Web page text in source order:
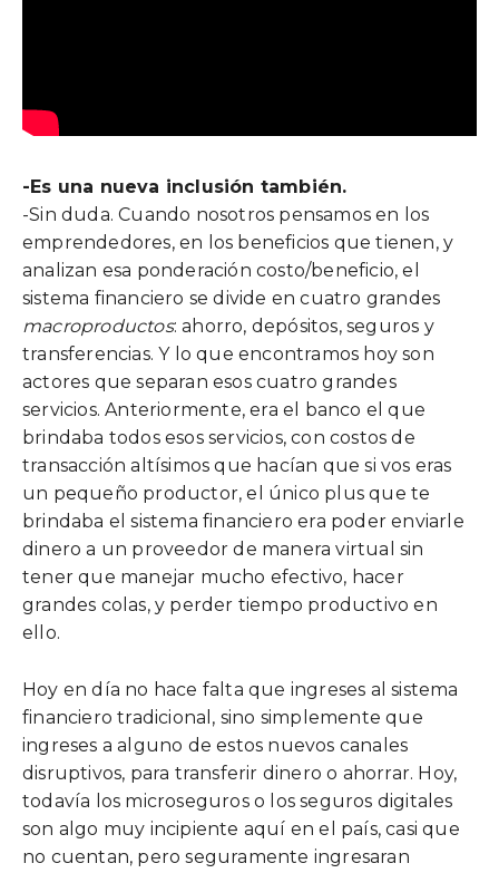
-Es una nueva inclusión también.
-Sin duda. Cuando nosotros pensamos en los
emprendedores, en los beneficios que tienen, y
analizan esa ponderación costo/beneficio, el
sistema financiero se divide en cuatro grandes
macroproductos: ahorro, depósitos, seguros y
transferencias. Y lo que encontramos hoy son
actores que separan esos cuatro grandes
servicios. Anteriormente, era el banco el que
brindaba todos esos servicios, con costos de
transacción altísimos que hacían que si vos eras
un pequeño productor, el único plus que te
brindaba el sistema financiero era poder enviarle
dinero a un proveedor de manera virtual sin
tener que manejar mucho efectivo, hacer
grandes colas, y perder tiempo productivo en
ello.
Hoy en día no hace falta que ingreses al sistema
financiero tradicional, sino simplemente que
ingreses a alguno de estos nuevos canales
disruptivos, para transferir dinero o ahorrar. Hoy,
todavía los microseguros o los seguros digitales
son algo muy incipiente aquí en el país, casi que
no cuentan, pero seguramente ingresaran